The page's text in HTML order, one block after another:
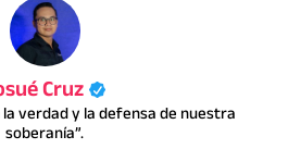
Cruz
verdad y la defensa de nuestra
soberanía”.